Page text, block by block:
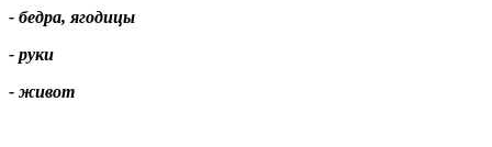
- бедра, ягодицы
- руки
- живот